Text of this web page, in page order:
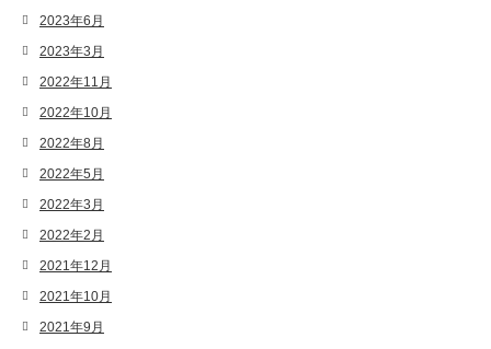
2023年6月
2023年3月
2022年11月
2022年10月
2022年8月
2022年5月
2022年3月
2022年2月
2021年12月
2021年10月
2021年9月